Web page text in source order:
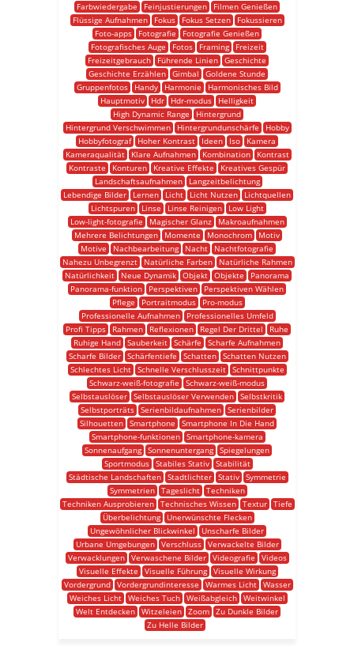
Farbwiedergabe
Feinjustierungen
Filmen Genießen
Flüssige Aufnahmen
Fokus Fokus Setzen
Fokussieren
Foto-apps
Fotografie
Fotografie Genießen
Fotografisches Auge
Fotos Framing
Freizeit
Freizeitgebrauch
Führende Linien Geschichte
Geschichte Erzählen Gimbal
Goldene Stunde
Gruppenfotos
Handy Harmonie
Harmonisches Bild
Hauptmotiv
Hdr Hdr-modus
Helligkeit
High Dynamic Range
Hintergrund
Hintergrund Verschwimmen
Hintergrundunschärfe
Hobby
Hobbyfotograf
Hoher Kontrast Ideen Iso
Kamera
Kameraqualität
Klare Aufnahmen Kombination
Kontrast
Kontraste
Konturen Kreative Effekte
Kreatives Gespür
Landschaftsaufnahmen
Langzeitbelichtung
Lebendige Bilder
Lernen Licht Licht Nutzen
Lichtquellen
Lichtspuren
Linse Linse Reinigen
Low Light
Low-light-fotografie
Magischer Glanz
Makroaufnahmen
Mehrere Belichtungen
Momente Monochrom
Motiv
Motive
Nachbearbeitung Nacht
Nachtfotografie
Nahezu Unbegrenzt
Natürliche Farben
Natürliche Rahmen
Natürlichkeit
Neue Dynamik Objekt Objekte
Panorama
Panorama-funktion
Perspektiven
Perspektiven Wählen
Pflege
Portraitmodus
Pro-modus
Professionelle Aufnahmen
Professionelles Umfeld
Profi Tipps
Rahmen Reflexionen Regel Der Drittel
Ruhe
Ruhige Hand Sauberkeit Schärfe
Scharfe Aufnahmen
Scharfe Bilder
Schärfentiefe Schatten
Schatten Nutzen
Schlechtes Licht
Schnelle Verschlusszeit
Schnittpunkte
Schwarz-weiß-fotografie
Schwarz-weiß-modus
Selbstauslöser Selbstauslöser Verwenden Selbstkritik
Selbstporträts Serienbildaufnahmen Serienbilder
Silhouetten Smartphone
Smartphone In Die Hand
Smartphone-funktionen
Smartphone-kamera
Sonnenaufgang Sonnenuntergang Spiegelungen
Sportmodus
Stabiles Stativ
Stabilität
Städtische Landschaften
Stadtlichter Stativ
Symmetrie
Symmetrien
Tageslicht
Techniken
Techniken Ausprobieren
Technisches Wissen Textur
Tiefe
Überbelichtung
Unerwünschte Flecken
Ungewöhnlicher Blickwinkel
Unscharfe Bilder
Urbane Umgebungen
Verschluss
Verwackelte Bilder
Verwacklungen
Verwaschene Bilder Videografie
Videos
Visuelle Effekte
Visuelle Führung
Visuelle Wirkung
Vordergrund
Vordergrundinteresse Warmes Licht
Wasser
Weiches Licht
Weiches Tuch Weißabgleich
Weitwinkel
Welt Entdecken Witzeleien Zoom Zu Dunkle Bilder
Zu Helle Bilder